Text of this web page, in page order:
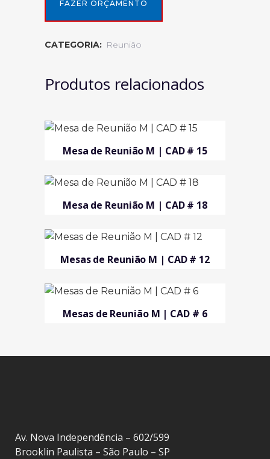
FAZER ORÇAMENTO
CATEGORIA: Reunião
Produtos relacionados
Mesa de Reunião M | CAD # 15
Mesa de Reunião M | CAD # 18
Mesas de Reunião M | CAD # 12
Mesas de Reunião M | CAD # 6
Av. Nova Independência – 602/599
Brooklin Paulista – São Paulo – SP